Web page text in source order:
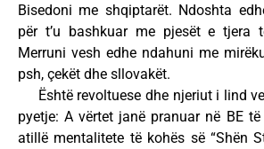
Bisedoni me shqiptarët. Ndoshta
për t’u bashkuar me pjesët e tjera
Merruni vesh edhe ndahuni me
psh, çekët dhe sllovakët.
Është revoltuese dhe njeriut i lind
pyetje: A vërtet janë pranuar në BE
atillë mentalitete të kohës së “Shën